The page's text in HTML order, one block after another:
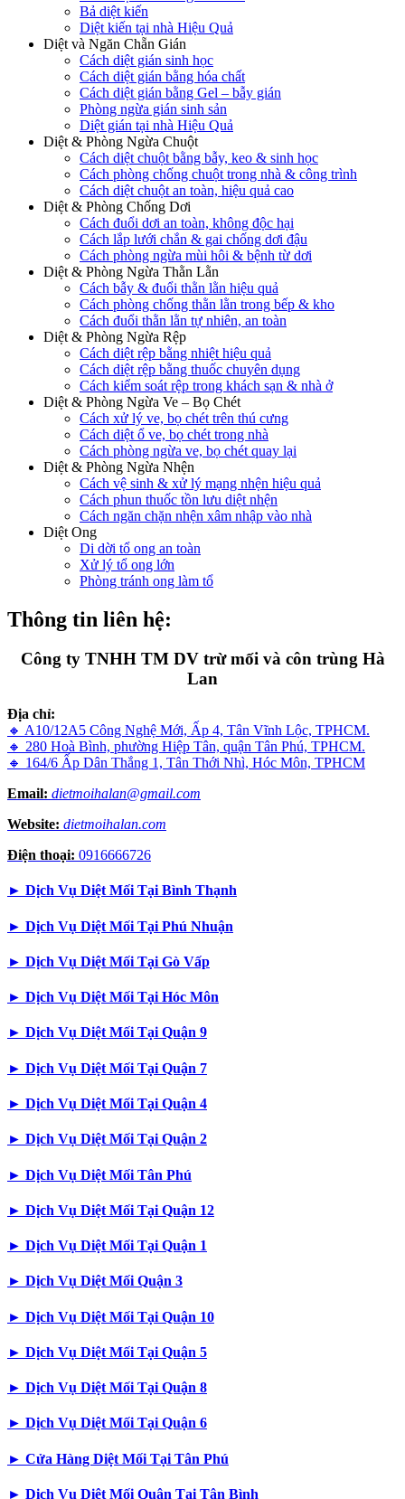
Bả diệt kiến
Diệt kiến tại nhà Hiệu Quả
Diệt và Ngăn Chẵn Gián
Cách diệt gián sinh học
Cách diệt gián bằng hóa chất
Cách diệt gián bằng Gel – bẫy gián
Phòng ngừa gián sinh sản
Diệt gián tại nhà Hiệu Quả
Diệt & Phòng Ngừa Chuột
Cách diệt chuột bằng bẫy, keo & sinh học
Cách phòng chống chuột trong nhà & công trình
Cách diệt chuột an toàn, hiệu quả cao
Diệt & Phòng Chống Dơi
Cách đuổi dơi an toàn, không độc hại
Cách lắp lưới chắn & gai chống dơi đậu
Cách phòng ngừa mùi hôi & bệnh từ dơi
Diệt & Phòng Ngừa Thằn Lằn
Cách bẫy & đuổi thằn lằn hiệu quả
Cách phòng chống thằn lằn trong bếp & kho
Cách đuổi thằn lằn tự nhiên, an toàn
Diệt & Phòng Ngừa Rệp
Cách diệt rệp bằng nhiệt hiệu quả
Cách diệt rệp bằng thuốc chuyên dụng
Cách kiểm soát rệp trong khách sạn & nhà ở
Diệt & Phòng Ngừa Ve – Bọ Chét
Cách xử lý ve, bọ chét trên thú cưng
Cách diệt ổ ve, bọ chét trong nhà
Cách phòng ngừa ve, bọ chét quay lại
Diệt & Phòng Ngừa Nhện
Cách vệ sinh & xử lý mạng nhện hiệu quả
Cách phun thuốc tồn lưu diệt nhện
Cách ngăn chặn nhện xâm nhập vào nhà
Diệt Ong
Di dời tổ ong an toàn
Xử lý tổ ong lớn
Phòng tránh ong làm tổ
Thông tin liên hệ:
Công ty TNHH TM DV trừ mối và côn trùng Hà
Lan
Địa chỉ:
🔸 A10/12A5 Công Nghệ Mới, Ấp 4, Tân Vĩnh Lộc, TPHCM.
🔸 280 Hoà Bình, phường Hiệp Tân, quận Tân Phú, TPHCM.
🔸 164/6 Ấp Dân Thắng 1, Tân Thới Nhì, Hóc Môn, TPHCM
Email: dietmoihalan@gmail.com
Website: dietmoihalan.com
Điện thoại: 0916666726
► Dịch Vụ Diệt Mối Tại Bình Thạnh
► Dịch Vụ Diệt Mối Tại Phú Nhuận
► Dịch Vụ Diệt Mối Tại Gò Vấp
► Dịch Vụ Diệt Mối Tại Hóc Môn
► Dịch Vụ Diệt Mối Tại Quận 9
► Dịch Vụ Diệt Mối Tại Quận 7
► Dịch Vụ Diệt Mối Tại Quận 4
► Dịch Vụ Diệt Mối Tại Quận 2
► Dịch Vụ Diệt Mối Tân Phú
► Dịch Vụ Diệt Mối Tại Quận 12
► Dịch Vụ Diệt Mối Tại Quận 1
► Dịch Vụ Diệt Mối Quận 3
► Dịch Vụ Diệt Mối Tại Quận 10
► Dịch Vụ Diệt Mối Tại Quận 5
► Dịch Vụ Diệt Mối Tại Quận 8
► Dịch Vụ Diệt Mối Tại Quận 6
► Cửa Hàng Diệt Mối Tại Tân Phú
► Dịch Vụ Diệt Mối Quận Tại Tân Bình